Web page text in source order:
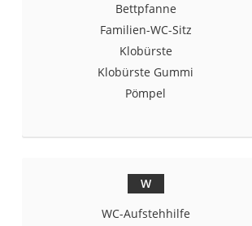
Bettpfanne
Familien-WC-Sitz
Klobürste
Klobürste Gummi
Pömpel
W
WC-Aufstehhilfe